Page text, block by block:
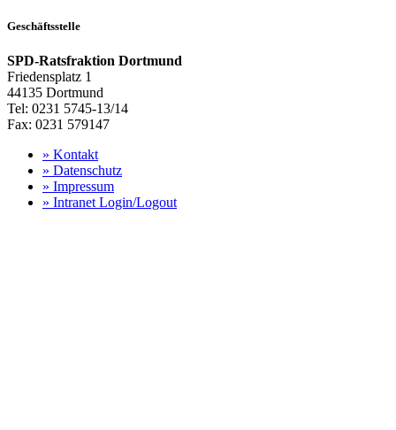
Geschäftsstelle
SPD-Ratsfraktion Dortmund
Friedensplatz 1
44135 Dortmund
Tel: 0231 5745-13/14
Fax: 0231 579147
» Kontakt
» Datenschutz
» Impressum
» Intranet Login/Logout